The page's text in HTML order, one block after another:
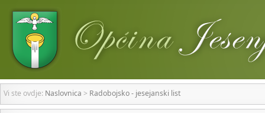
Vi ste ovdje: Naslovnica > Radobojsko - jesejanski list